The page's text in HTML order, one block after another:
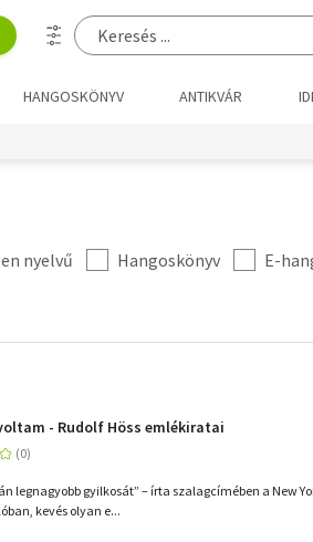
HANGOSKÖNYV ANTIKVÁR
nyelvű Hangoskönyv E-
- Rudolf Höss emlékiratai
legnagyobb gyilkosát” – írta szalagcímében a New
kevés olyan e...